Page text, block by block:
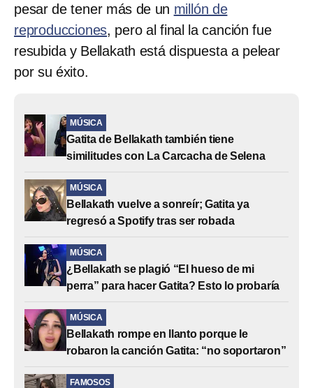
pesar de tener más de un millón de
reproducciones, pero al final la canción fue
resubida y Bellakath está dispuesta a pelear
por su éxito.
MÚSICA
Gatita de Bellakath también tiene
similitudes con La Carcacha de Selena
MÚSICA
Bellakath vuelve a sonreír; Gatita ya
regresó a Spotify tras ser robada
MÚSICA
¿Bellakath se plagió “El hueso de mi
perra” para hacer Gatita? Esto lo probaría
MÚSICA
Bellakath rompe en llanto porque le
robaron la canción Gatita: “no soportaron”
FAMOSOS